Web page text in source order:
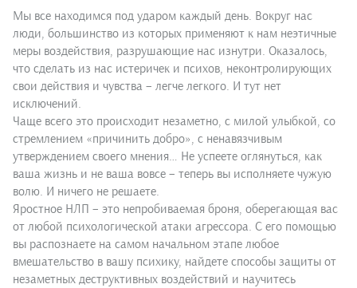
Мы все находимся под ударом каждый день. Вокруг нас
люди, большинство из которых применяют к нам неэтичные
меры воздействия, разрушающие нас изнутри. Оказалось,
что сделать из нас истеричек и психов, неконтролирующих
свои действия и чувства – легче легкого. И тут нет
исключений.
Чаще всего это происходит незаметно, с милой улыбкой, со
стремлением «причинить добро», с ненавязчивым
утверждением своего мнения… Не успеете оглянуться, как
ваша жизнь и не ваша вовсе – теперь вы исполняете чужую
волю. И ничего не решаете.
Яростное НЛП – это непробиваемая броня, оберегающая вас
от любой психологической атаки агрессора. С его помощью
вы распознаете на самом начальном этапе любое
вмешательство в вашу психику, найдете способы защиты от
незаметных деструктивных воздействий и научитесь